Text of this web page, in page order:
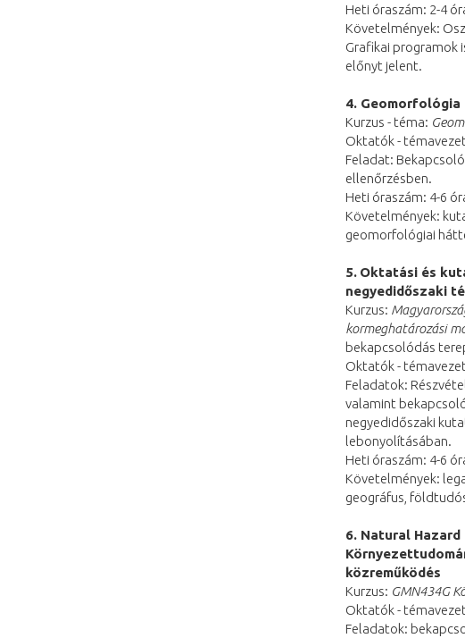
Heti óraszám: 2-4
Követelmények:
Grafikai programok
előnyt jelent.
4.
Kurzus - téma:
Oktatók -
Feladat:
ellenőrzésben.
Heti óraszám: 4-6
Követelmények:
geomorfológiai
5. Oktatási és
negyedidőszaki
Kurzus:
kormeghatározási
bekapcsolódás
Oktatók -
Feladatok:
valamint
negyedidőszaki
lebonyolításában.
Heti óraszám: 4-6
Követelmények:
geográfus,
6. Natural Hazard
közreműködés
Kurzus: GMN434G
Oktatók -
Feladatok: